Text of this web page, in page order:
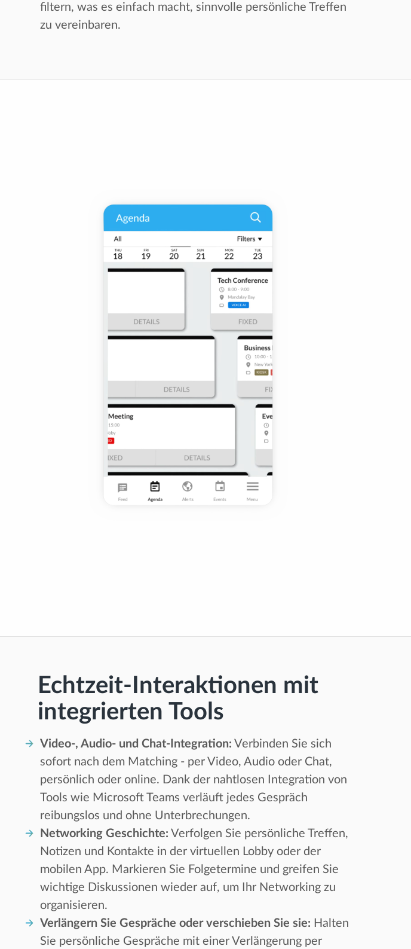
filtern, was es einfach macht, sinnvolle persönliche Treffen
zu vereinbaren.
Echtzeit-Interaktionen mit
integrierten Tools
Video-, Audio- und Chat-Integration: Verbinden Sie sich
sofort nach dem Matching - per Video, Audio oder Chat,
persönlich oder online. Dank der nahtlosen Integration von
Tools wie Microsoft Teams verläuft jedes Gespräch
reibungslos und ohne Unterbrechungen.
Networking Geschichte: Verfolgen Sie persönliche Treffen,
Notizen und Kontakte in der virtuellen Lobby oder der
mobilen App. Markieren Sie Folgetermine und greifen Sie
wichtige Diskussionen wieder auf, um Ihr Networking zu
organisieren.
Verlängern Sie Gespräche oder verschieben Sie sie: Halten
Sie persönliche Gespräche mit einer Verlängerung per